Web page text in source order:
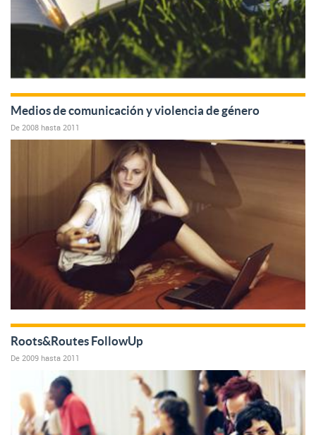
Medios de comunicación y violencia de género
De 2008 hasta 2011
Roots&Routes FollowUp
De 2009 hasta 2011